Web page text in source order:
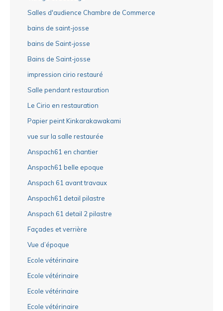
Salles d'audience Chambre de Commerce
bains de saint-josse
bains de Saint-josse
Bains de Saint-josse
impression cirio restauré
Salle pendant restauration
Le Cirio en restauration
Papier peint Kinkarakawakami
vue sur la salle restaurée
Anspach61 en chantier
Anspach61 belle epoque
Anspach 61 avant travaux
Anspach61 detail pilastre
Anspach 61 detail 2 pilastre
Façades et verrière
Vue d’époque
Ecole vétérinaire
Ecole vétérinaire
Ecole vétérinaire
Ecole vétérinaire